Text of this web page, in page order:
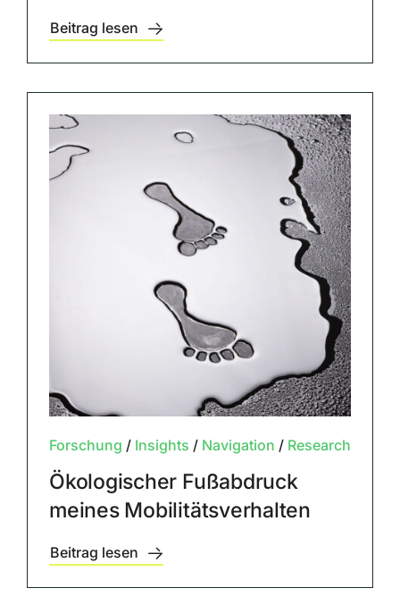
Beitrag lesen
Forschung / Insights / Navigation / Research
Ökologischer Fußabdruck
meines Mobilitätsverhalten
Beitrag lesen